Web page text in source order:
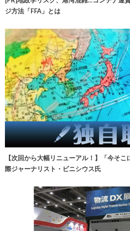
ジ方法「FFA」とは
【次回から大幅リニューアル！】「今そ
際ジャーナリスト・ビニシウス氏